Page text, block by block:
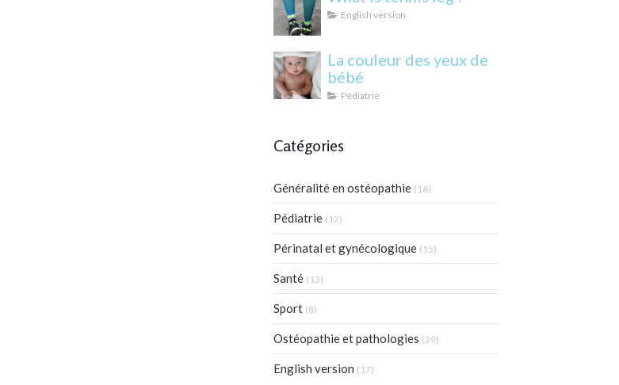
English version
La couleur des yeux de
bébé
Pédiatrie
Catégories
Généralité en ostéopathie (16)
Pédiatrie (12)
Périnatal et gynécologique (15)
Santé (13)
Sport (8)
Ostéopathie et pathologies (39)
English version (17)